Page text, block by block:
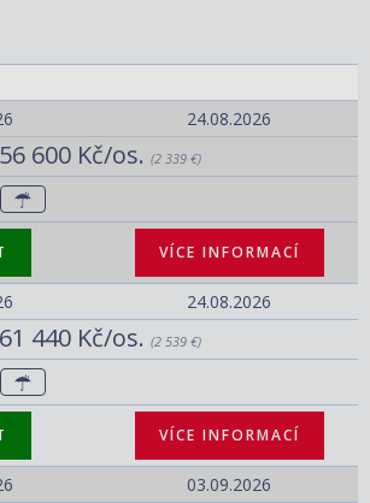
24.08.2026
56 600 Kč/os. (2 339 €)
VÍCE INFORMACÍ
24.08.2026
61 440 Kč/os. (2 539 €)
VÍCE INFORMACÍ
03.09.2026